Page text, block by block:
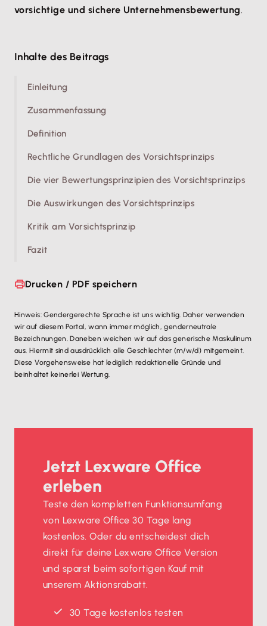
vorsichtige und sichere Unternehmensbewertung.
Inhalte des Beitrags
Einleitung
Zusammenfassung
Definition
Rechtliche Grundlagen des Vorsichtsprinzips
Die vier Bewertungsprinzipien des Vorsichtsprinzips
Die Auswirkungen des Vorsichtsprinzips
Kritik am Vorsichtsprinzip
Fazit
Drucken / PDF speichern
Hinweis: Gendergerechte Sprache ist uns wichtig. Daher verwenden
wir auf diesem Portal, wann immer möglich, genderneutrale
Bezeichnungen. Daneben weichen wir auf das generische Maskulinum
aus. Hiermit sind ausdrücklich alle Geschlechter (m/w/d) mitgemeint.
Diese Vorgehensweise hat lediglich redaktionelle Gründe und
beinhaltet keinerlei Wertung.
Jetzt Lexware Office
erleben
Teste den kompletten Funktionsumfang
von Lexware Office 30 Tage lang
kostenlos. Oder du entscheidest dich
direkt für deine Lexware Office Version
und sparst beim sofortigen Kauf mit
unserem Aktionsrabatt.
30 Tage kostenlos testen